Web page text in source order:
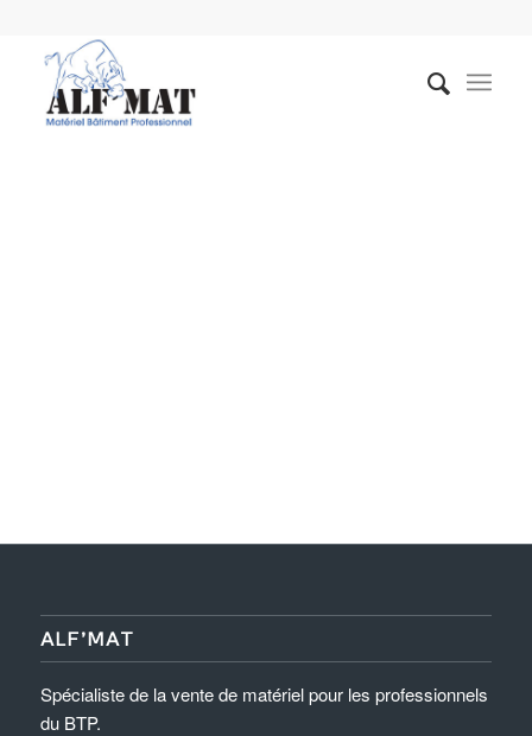
ALF’MAT
Spécialiste de la vente de matériel pour les professionnels
du BTP.